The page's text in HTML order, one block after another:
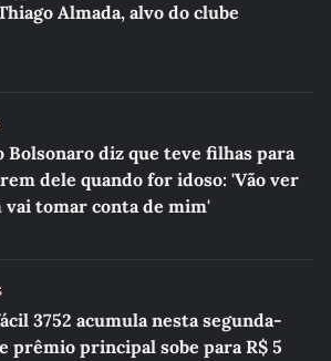
Almada, alvo do clube
Bolsonaro diz que teve filhas para
dele quando for idoso: 'Vão ver
vai tomar conta de mim'
3752 acumula nesta segunda-
prêmio principal sobe para R$ 5